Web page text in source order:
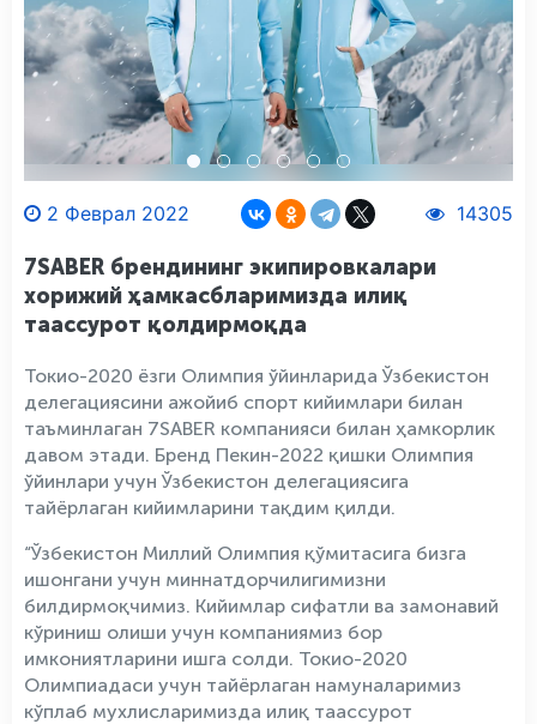
2 Феврал 2022 14305
7SABER брендининг экипировкалари
хорижий ҳамкасбларимизда илиқ
таассурот қолдирмоқда
Токио-2020 ёзги Олимпия ўйинларида Ўзбекистон
делегациясини ажойиб спорт кийимлари билан
таъминлаган 7SABER компанияси билан ҳамкорлик
давом этади. Бренд Пекин-2022 қишки Олимпия
ўйинлари учун Ўзбекистон делегациясига
тайёрлаган кийимларини тақдим қилди.
“Ўзбекистон Миллий Олимпия қўмитасига бизга
ишонгани учун миннатдорчилигимизни
билдирмоқчимиз. Кийимлар сифатли ва замонавий
кўриниш олиши учун компаниямиз бор
имкониятларини ишга солди. Токио-2020
Олимпиадаси учун тайёрлаган намуналаримиз
кўплаб мухлисларимизда илиқ таассурот